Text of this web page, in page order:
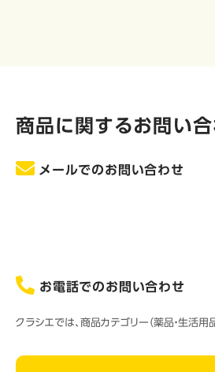
商品に関するお問い
メールでのお問い合わせ
お電話でのお問い合わせ
クラシエでは、商品カテゴリー（薬品・生活